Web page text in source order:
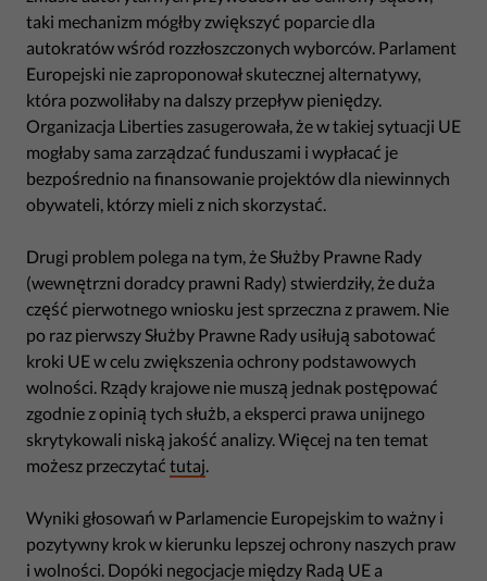
taki mechanizm mógłby zwiększyć poparcie dla
autokratów wśród rozzłoszczonych wyborców. Parlament
Europejski nie zaproponował skutecznej alternatywy,
która pozwoliłaby na dalszy przepływ pieniędzy.
Organizacja Liberties zasugerowała, że w takiej sytuacji UE
mogłaby sama zarządzać funduszami i wypłacać je
bezpośrednio na finansowanie projektów dla niewinnych
obywateli, którzy mieli z nich skorzystać.
Drugi problem polega na tym, że Służby Prawne Rady
(wewnętrzni doradcy prawni Rady) stwierdziły, że duża
część pierwotnego wniosku jest sprzeczna z prawem. Nie
po raz pierwszy Służby Prawne Rady usiłują sabotować
kroki UE w celu zwiększenia ochrony podstawowych
wolności. Rządy krajowe nie muszą jednak postępować
zgodnie z opinią tych służb, a eksperci prawa unijnego
skrytykowali niską jakość analizy. Więcej na ten temat
możesz przeczytać tutaj.
Wyniki głosowań w Parlamencie Europejskim to ważny i
pozytywny krok w kierunku lepszej ochrony naszych praw
i wolności. Dopóki negocjacje między Radą UE a